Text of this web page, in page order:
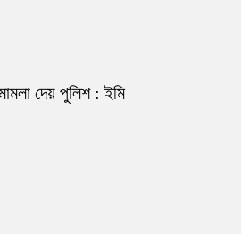
দেয় পুলিশ : ইমি